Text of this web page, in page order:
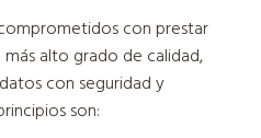
con prestar
alto grado de calidad,
con seguridad y
son: